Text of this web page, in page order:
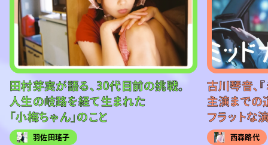
田村芽実が語る、30代目前の挑戦。
人生の岐路を経て生まれた
「小梅ちゃん」のこと
羽佐田瑤子
古川琴音、
主演までの
フラットな
西森路代